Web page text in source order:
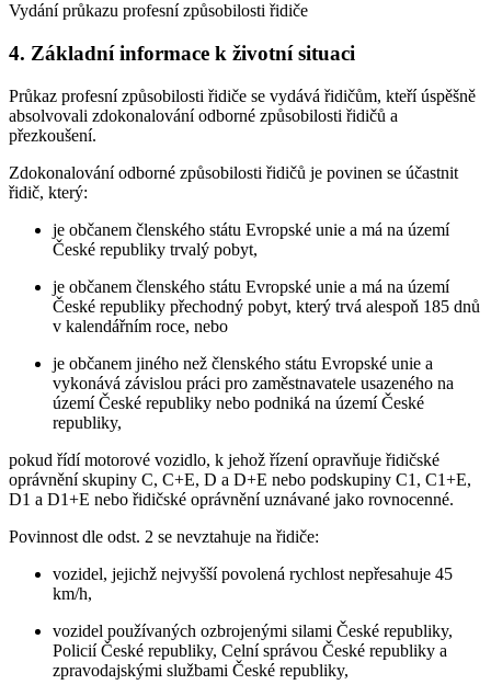
Vydání průkazu profesní způsobilosti řidiče
4. Základní informace k životní situaci
Průkaz profesní způsobilosti řidiče se vydává řidičům, kteří úspěšně
absolvovali zdokonalování odborné způsobilosti řidičů a
přezkoušení.
Zdokonalování odborné způsobilosti řidičů je povinen se účastnit
řidič, který:
je občanem členského státu Evropské unie a má na území
České republiky trvalý pobyt,
je občanem členského státu Evropské unie a má na území
České republiky přechodný pobyt, který trvá alespoň 185 dnů
v kalendářním roce, nebo
je občanem jiného než členského státu Evropské unie a
vykonává závislou práci pro zaměstnavatele usazeného na
území České republiky nebo podniká na území České
republiky,
pokud řídí motorové vozidlo, k jehož řízení opravňuje řidičské
oprávnění skupiny C, C+E, D a D+E nebo podskupiny C1, C1+E,
D1 a D1+E nebo řidičské oprávnění uznávané jako rovnocenné.
Povinnost dle odst. 2 se nevztahuje na řidiče:
vozidel, jejichž nejvyšší povolená rychlost nepřesahuje 45
km/h,
vozidel používaných ozbrojenými silami České republiky,
Policií České republiky, Celní správou České republiky a
zpravodajskými službami České republiky,